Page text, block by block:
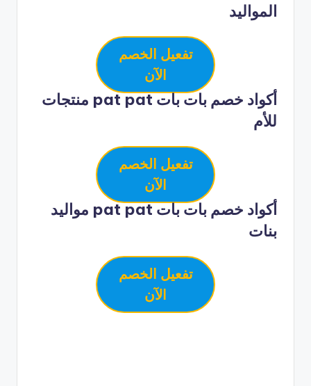
المواليد
تفعيل الخصم
الآن
أكواد خصم بات بات pat pat منتجات
للأم
تفعيل الخصم
الآن
أكواد خصم بات بات pat pat مواليد
بنات
تفعيل الخصم
الآن